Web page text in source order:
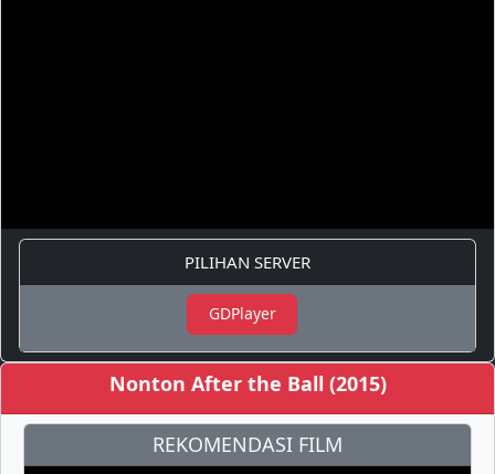
PILIHAN SERVER
GDPlayer
Nonton After the Ball (2015)
REKOMENDASI FILM